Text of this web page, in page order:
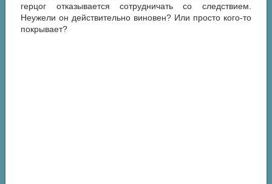
герцог отказывается сотрудничать со следствием.
Неужели он действительно виновен? Или просто кого-то
покрывает?